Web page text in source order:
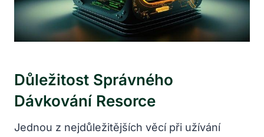
Důležitost Správného
Dávkování Resorce
Jednou z nejdůležitějších věcí při užívání